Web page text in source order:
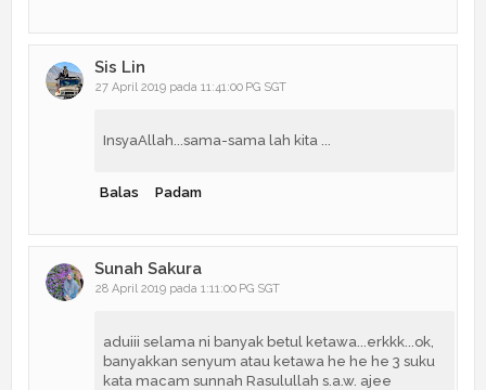
Sis Lin
27 April 2019 pada 11:41:00 PG SGT
InsyaAllah...sama-sama lah kita ...
Balas Padam
Sunah Sakura
28 April 2019 pada 1:11:00 PG SGT
aduiii selama ni banyak betul ketawa...erkkk...ok,
banyakkan senyum atau ketawa he he he 3 suku
kata macam sunnah Rasulullah s.a.w. ajee